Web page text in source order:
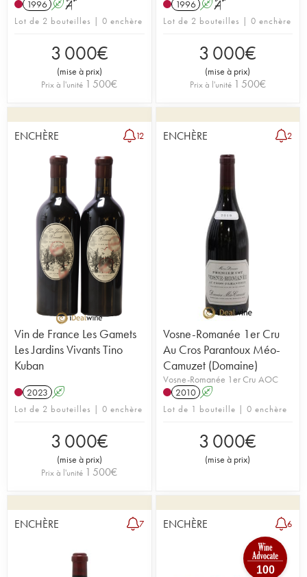
1996 A S
Lot de 2 bouteilles | 0 enchère
3 000€
(mise à prix)
Prix à l'unité 1 500€
1996 A S
Lot de 2 bouteilles | 0 enchère
3 000€
(mise à prix)
Prix à l'unité 1 500€
ENCHÈRE 12
Vin de France Les Gamets
Les Jardins Vivants Tino
Kuban
2023 A
Lot de 2 bouteilles | 0 enchère
3 000€
(mise à prix)
Prix à l'unité 1 500€
ENCHÈRE 2
Vosne-Romanée 1er Cru
Au Cros Parantoux Méo-
Camuzet (Domaine)
Vosne-Romanée 1er Cru AOC
2010 A
Lot de 1 bouteille | 0 enchère
3 000€
(mise à prix)
ENCHÈRE 7 ENCHÈRE 6
100